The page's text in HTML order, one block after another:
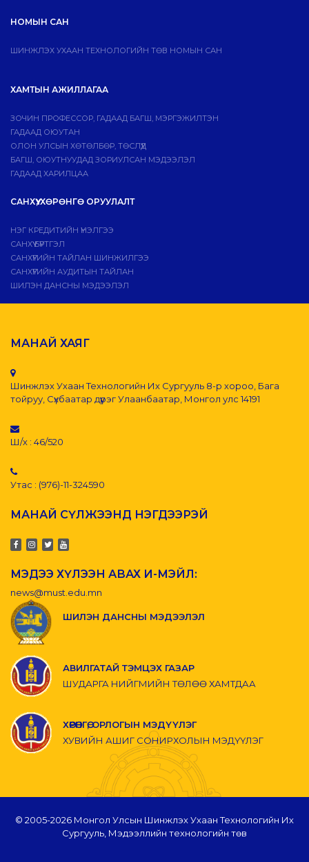
НОМЫН САН
ШИНЖЛЭХ УХААН ТЕХНОЛОГИЙН ТӨВ НОМЫН САН
ХАМТЫН АЖИЛЛАГАА
ЗОЧИН ПРОФЕССОР, ГАДААД БАГШ, МЭРГЭЖИЛТЭН
ГАДААД ОЮУТАН
ОЛОН УЛСЫН ХӨТӨЛБӨР, ТӨСЛҮҮД
БАГШ, ОЮУТНУУДАД ЗОРИУЛСАН МЭДЭЭЛЭЛ
ГАДААД ХАРИЛЦАА
САНХҮҮ, ХӨРӨНГӨ ОРУУЛАЛТ
НЭГ КРЕДИТИЙН ҮНЭЛГЭЭ
САНХҮҮ БҮРТГЭЛ
САНХҮҮГИЙН ТАЙЛАН ШИНЖИЛГЭЭ
САНХҮҮГИЙН АУДИТЫН ТАЙЛАН
ШИЛЭН ДАНСНЫ МЭДЭЭЛЭЛ
МАНАЙ ХАЯГ
Шинжлэх Ухаан Технологийн Их Сургууль 8-р хороо, Бага
тойруу, Сүхбаатар дүүрэг Улаанбаатар, Монгол улс 14191
Ш/х : 46/520
Утас : (976)-11-324590
МАНАЙ СҮЛЖЭЭНД НЭГДЭЭРЭЙ
МЭДЭЭ ХҮЛЭЭН АВАХ И-МЭЙЛ:
news@must.edu.mn
ШИЛЭН ДАНСНЫ МЭДЭЭЛЭЛ
АВИЛГАТАЙ ТЭМЦЭХ ГАЗАР
ШУДАРГА НИЙГМИЙН ТӨЛӨӨ ХАМТДАА
ХӨРӨНГӨ, ОРЛОГЫН МЭДҮҮЛЭГ
ХУВИЙН АШИГ СОНИРХОЛЫН МЭДҮҮЛЭГ
© 2005-2026 Монгол Улсын Шинжлэх Ухаан Технологийн Их
Сургууль, Мэдээллийн технологийн төв